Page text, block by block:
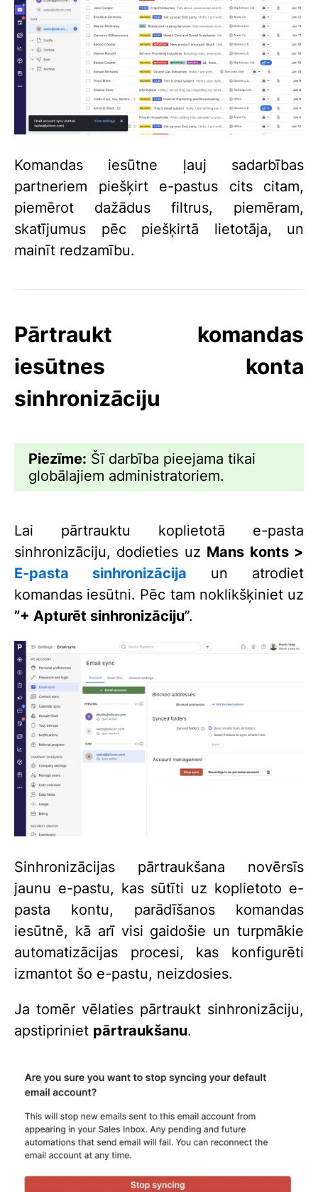
Komandas iesūtne ļauj sadarbības
partneriem piešķirt e-pastus cits citam,
piemērot dažādus filtrus, piemēram,
skatījumus pēc piešķirtā lietotāja, un
mainīt redzamību.
Pārtraukt komandas
iesūtnes konta
sinhronizāciju
Piezīme: Šī darbība pieejama tikai
globālajiem administratoriem.
Lai pārtrauktu koplietotā e-pasta
sinhronizāciju, dodieties uz Mans konts >
E-pasta sinhronizācija un atrodiet
komandas iesūtni. Pēc tam noklikšķiniet uz
”+ Apturēt sinhronizāciju”.
Sinhronizācijas pārtraukšana novērsīs
jaunu e-pastu, kas sūtīti uz koplietoto e-
pasta kontu, parādīšanos komandas
iesūtnē, kā arī visi gaidošie un turpmākie
automatizācijas procesi, kas konfigurēti
izmantot šo e-pastu, neizdosies.
Ja tomēr vēlaties pārtraukt sinhronizāciju,
apstipriniet pārtraukšanu.